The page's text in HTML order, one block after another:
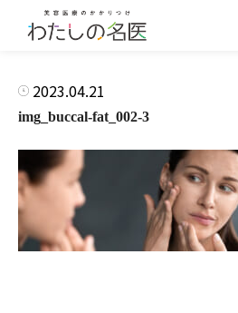
2023.04.21
img_buccal-fat_002-3